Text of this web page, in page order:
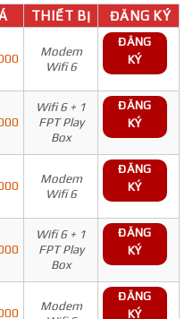
THIẾT BỊ ĐĂNG KÝ
Modem
Wifi 6
ĐĂNG
KÝ
Wifi 6 + 1
FPT Play
Box
ĐĂNG
KÝ
Modem
Wifi 6
ĐĂNG
KÝ
Wifi 6 + 1
FPT Play
Box
ĐĂNG
KÝ
Modem
ĐĂNG
KÝ